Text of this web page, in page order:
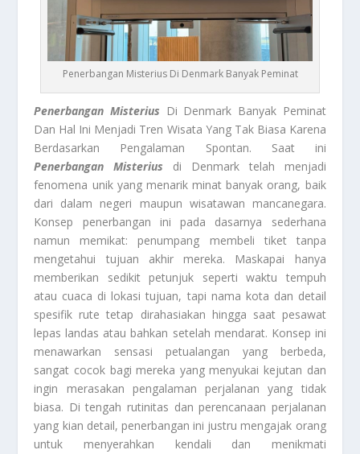
Penerbangan Misterius Di Denmark Banyak Peminat
Penerbangan Misterius Di Denmark Banyak Peminat
Dan Hal Ini Menjadi Tren Wisata Yang Tak Biasa Karena
Berdasarkan Pengalaman Spontan. Saat ini
Penerbangan Misterius di Denmark telah menjadi
fenomena unik yang menarik minat banyak orang, baik
dari dalam negeri maupun wisatawan mancanegara.
Konsep penerbangan ini pada dasarnya sederhana
namun memikat: penumpang membeli tiket tanpa
mengetahui tujuan akhir mereka. Maskapai hanya
memberikan sedikit petunjuk seperti waktu tempuh
atau cuaca di lokasi tujuan, tapi nama kota dan detail
spesifik rute tetap dirahasiakan hingga saat pesawat
lepas landas atau bahkan setelah mendarat. Konsep ini
menawarkan sensasi petualangan yang berbeda,
sangat cocok bagi mereka yang menyukai kejutan dan
ingin merasakan pengalaman perjalanan yang tidak
biasa. Di tengah rutinitas dan perencanaan perjalanan
yang kian detail, penerbangan ini justru mengajak orang
untuk menyerahkan kendali dan menikmati